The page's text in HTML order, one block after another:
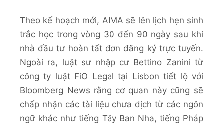
Theo kế hoạch mới, AIMA sẽ lên lịch hẹn sinh
trắc học trong vòng 30 đến 90 ngày sau khi
nhà đầu tư hoàn tất đơn đăng ký trực tuyến.
Ngoài ra, luật sư nhập cư Bettino Zanini từ
công ty luật FiO Legal tại Lisbon tiết lộ với
Bloomberg News rằng cơ quan này cũng sẽ
chấp nhận các tài liệu chưa dịch từ các ngôn
ngữ khác như tiếng Tây Ban Nha, tiếng Pháp